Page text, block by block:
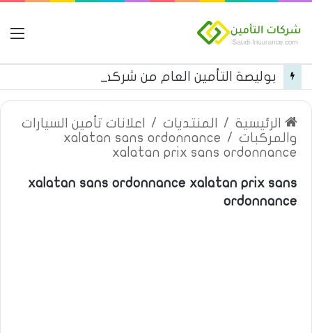
الرئيسية / المنتديات /
اعلانات تأمين السيارات
والمركبات /
xalatan sans ordonnance
xalatan prix sans ordonnance
xalatan sans ordonnance xalatan prix sans
ordonnance